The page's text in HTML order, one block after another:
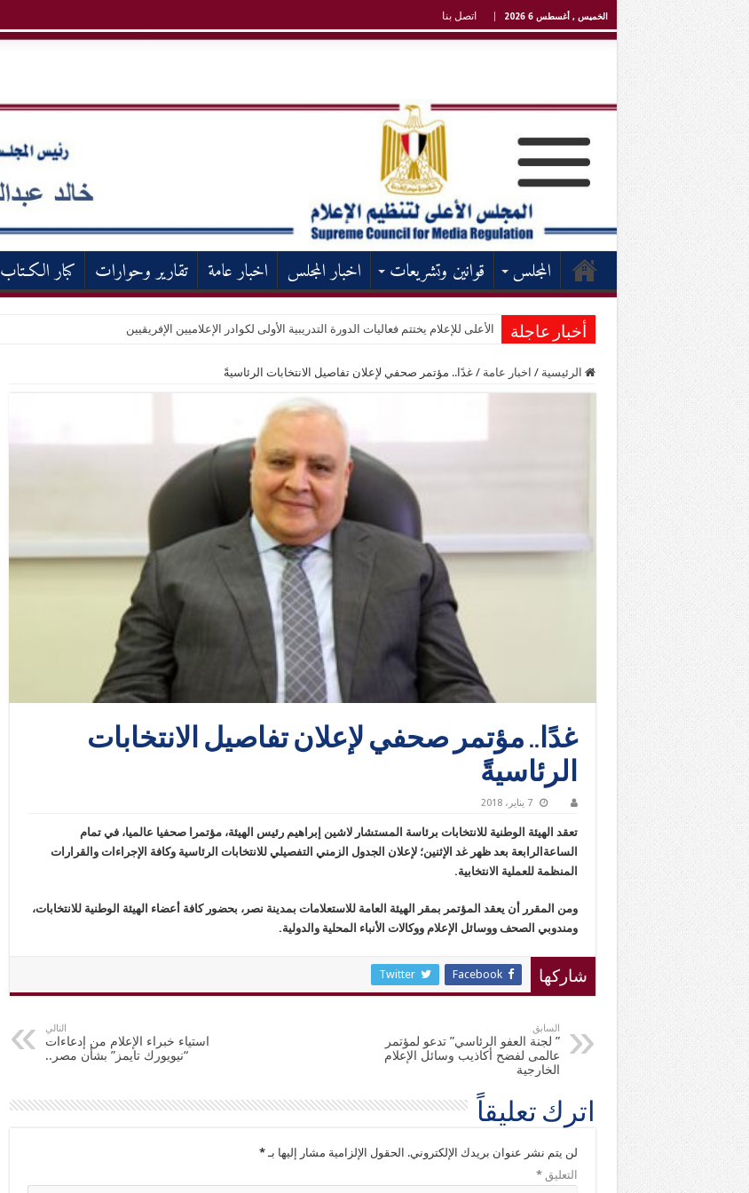
الخميس , أغسطس 6 2026 اتصل بنا
المجلس قوانين وتشريعات اخبار المجلس اخبار عامة تقارير وحوارات كبار الكـتاب
أخبار عاجلة الأعلى للإعلام يختتم فعاليات الدورة التدريبية الأولى لكوادر الإعلاميين الإفريقيين
الرئيسية / اخبار عامة / غدًا.. مؤتمر صحفي لإعلان تفاصيل الانتخابات الرئاسيةً
غدًا.. مؤتمر صحفي لإعلان تفاصيل الانتخابات
الرئاسيةً
7 يناير، 2018
تعقد الهيئة الوطنية للانتخابات برئاسة المستشار لاشين إبراهيم رئيس الهيئة، مؤتمرا صحفيا عالميا، في تمام
الساعةالرابعة بعد ظهر غد الإثنين؛ لإعلان الجدول الزمني التفصيلي للانتخابات الرئاسية وكافة الإجراءات والقرارات
المنظمة للعملية الانتخابية.
ومن المقرر أن يعقد المؤتمر بمقر الهيئة العامة للاستعلامات بمدينة نصر، بحضور كافة أعضاء الهيئة الوطنية للانتخابات،
ومندوبي الصحف ووسائل الإعلام ووكالات الأنباء المحلية والدولية.
شاركها Facebook
Twitter
السابق
” لجنة العفو الرئاسي” تدعو لمؤتمر
عالمى لفضح أكاذيب وسائل الإعلام
الخارجية
التالي
استياء خبراء الإعلام من إدعاءات
“نيويورك تايمز” بشأن مصر..
اترك تعليقاً
لن يتم نشر عنوان بريدك الإلكتروني. الحقول الإلزامية مشار إليها بـ*
التعليق*